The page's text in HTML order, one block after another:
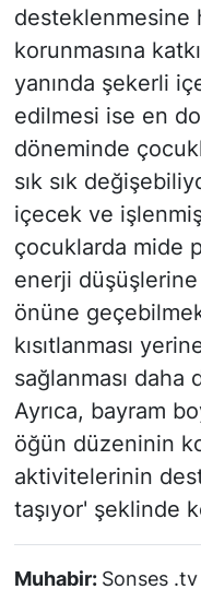
desteklenmesine
korunmasına
yanında şekerli
edilmesi ise en
döneminde
sık sık
içecek ve
çocuklarda mide
enerji
önüne
kısıtlanması
sağlanması daha
Ayrıca, bayram
öğün düzeninin
aktivitelerinin
taşıyor' şeklinde
Muhabir: Sonses .tv